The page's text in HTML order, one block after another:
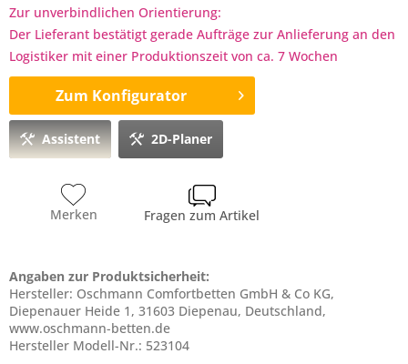
Zur unverbindlichen Orientierung:
Der Lieferant bestätigt gerade Aufträge zur Anlieferung an den
Logistiker mit einer Produktionszeit von ca. 7 Wochen
Zum Konfigurator
Assistent 2D-Planer
Merken Fragen zum Artikel
Angaben zur Produktsicherheit:
Hersteller: Oschmann Comfortbetten GmbH & Co KG,
Diepenauer Heide 1, 31603 Diepenau, Deutschland,
www.oschmann-betten.de
Hersteller Modell-Nr.: 523104